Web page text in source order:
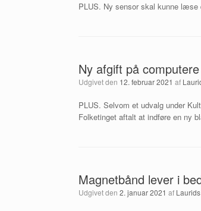
PLUS. Ny sensor skal kunne læse
Ny afgift på
Udgivet den 12. februar 2021 af
PLUS. Selvom et udvalg under
Folketinget aftalt at indføre en ny
Magnetbånd lever i
Udgivet den 2. januar 2021 af